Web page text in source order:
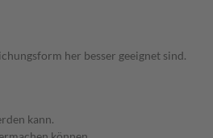
her besser geeignet sind.
kann.